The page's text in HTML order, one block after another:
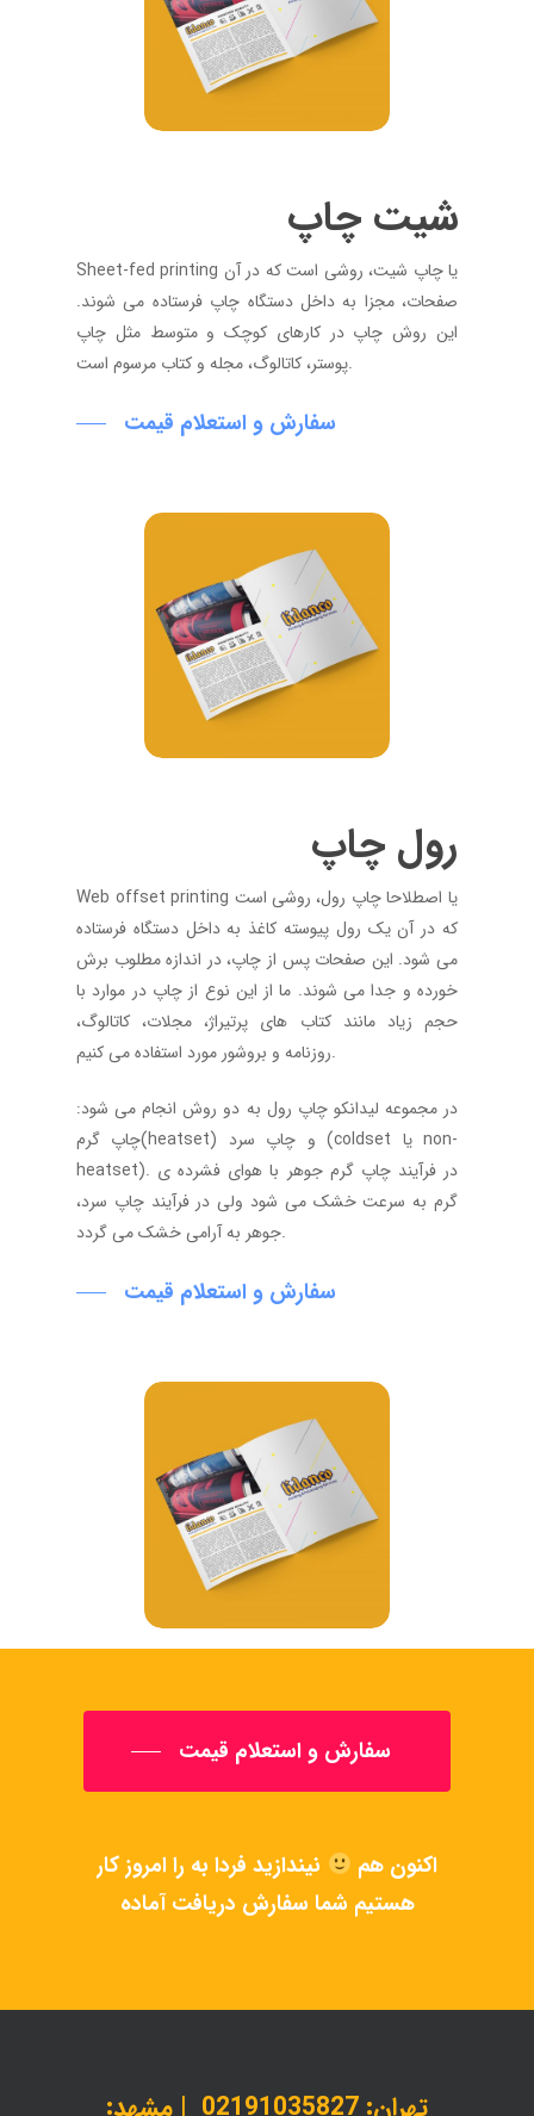
چاپ شیت
Sheet-fed printing یا چاپ شیت، روشی است که در آن
صفحات، مجزا به داخل دستگاه چاپ فرستاده می شوند.
این روش چاپ در کارهای کوچک و متوسط مثل چاپ
پوستر، کاتالوگ، مجله و کتاب مرسوم است.
سفارش و استعلام قیمت
چاپ رول
Web offset printing یا اصطلاحا چاپ رول، روشی است
که در آن یک رول پیوسته کاغذ به داخل دستگاه فرستاده
می شود. این صفحات پس از چاپ، در اندازه مطلوب برش
خورده و جدا می شوند. ما از این نوع از چاپ در موارد با
حجم زیاد مانند کتاب های پرتیراژ، مجلات، کاتالوگ،
روزنامه و بروشور مورد استفاده می کنیم.
در مجموعه لیدانکو چاپ رول به دو روش انجام می شود:
چاپ گرم(heatset) و چاپ سرد (coldset یا non-
heatset). در فرآیند چاپ گرم جوهر با هوای فشرده ی
گرم به سرعت خشک می شود ولی در فرآیند چاپ سرد،
جوهر به آرامی خشک می گردد.
سفارش و استعلام قیمت
سفارش و استعلام قیمت
کارامروز را به فردا نیندازید هم اکنون
آماده دریافت سفارش شما هستیم